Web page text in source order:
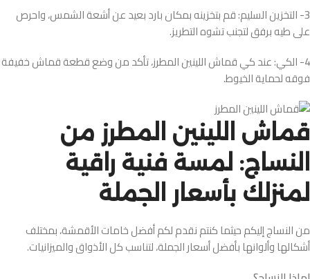
3- التخزين السليم: قم بتخزينه بمكان بارد بعيد عن أشعة الشمس، واحرص
على طيه برفق لتجنب تشوه التطريز.
4- الكي: عند كي قماش اللينين المطرز، تأكد من وضع قطعة قماش خفيفة
فوقه لحماية الخيوط.
قماش اللينين المطرز من
النساج: لمسة فنية راقية
لمنزلك بأسعار الجملة
من النساج إليكم حيثما كنتم نقدم لكم أفضل خامات الأقمشة، بمختلف
أشكالها وألوانها بأفضل أسعار الجملة، لتناسب كل الأذواق والميزانيات.